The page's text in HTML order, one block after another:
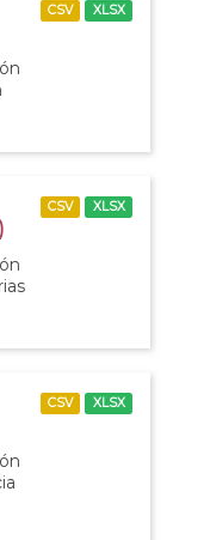
CSV XLSX
CSV XLSX
CSV XLSX